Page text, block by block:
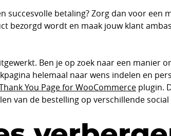
succesvolle betaling? Zorg dan voor een
bezorgd wordt en maak jouw klant
Ben je op zoek naar een manier
helemaal naar wens indelen en
You Page for WooCommerce plugin.
van de bestelling op verschillende